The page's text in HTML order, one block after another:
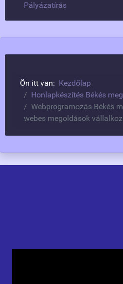
Pályázatírás
Ön itt van: Kezdőlap
Honlapkészítés Békés
Webprogramozás Békés
webes megoldások